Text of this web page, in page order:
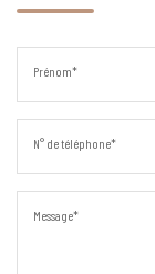
Prénom*
N° de téléphone*
Message*